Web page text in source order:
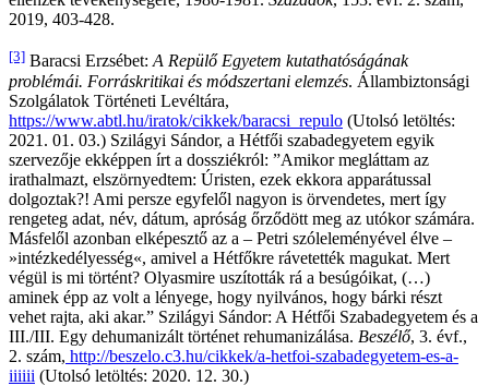
2019, 403-428.
[3] Baracsi Erzsébet:A Repülő Egyetem kutathatóságának
problémái. Forráskritikai és módszertani elemzés. Állambiztonsági
Szolgálatok Történeti Levéltára,
https://www.abtl.hu/iratok/cikkek/baracsi_repulo (Utolsó letöltés:
2021. 01. 03.) Szilágyi Sándor, a Hétfői szabadegyetem egyik
szervezője ekképpen írt a dossziékról: ”Amikor megláttam az
irathalmazt, elszörnyedtem: Úristen, ezek ekkora apparátussal
dolgoztak?! Ami persze egyfelől nagyon is örvendetes, mert így
rengeteg adat, név, dátum, apróság őrződött meg az utókor számára.
Másfelől azonban elképesztő az a – Petri szóleleményével élve –
»intézkedélyesség«, amivel a Hétfőkre rávetették magukat. Mert
végül is mi történt? Olyasmire uszították rá a besúgóikat, (…)
aminek épp az volt a lényege, hogy nyilvános, hogy bárki részt
vehet rajta, aki akar.” Szilágyi Sándor: A Hétfői Szabadegyetem és a
III./III. Egy dehumanizált történet rehumanizálása. Beszélő, 3. évf.,
2. szám, http://beszelo.c3.hu/cikkek/a-hetfoi-szabadegyetem-es-a-
iiiiii (Utolsó letöltés: 2020. 12. 30.)